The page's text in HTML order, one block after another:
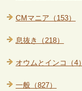
CMマニア（153）
息抜き（218）
オウムとインコ（4）
一般（827）